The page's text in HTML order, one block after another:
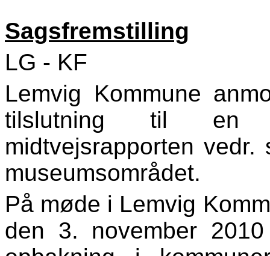
Sagsfremstilling
LG - KF
Lemvig Kommune
tilslutning til en
midtvejsrapporten
museumsområdet.
På møde i Lemvig
den 3. november